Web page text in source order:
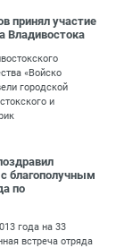
принял участие
Владивостока
«Войско
городской
и
благополучным
по
года на 33
встреча отряда